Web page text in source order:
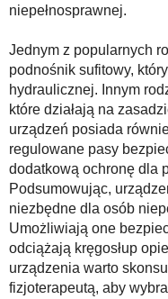
niepełnosprawnej.
Jednym z popularnych
podnośnik sufitowy,
hydraulicznej. Innym
które działają na
urządzeń posiada
regulowane pasy
dodatkową ochronę dla
Podsumowując,
niezbędne dla osób
Umożliwiają one
odciążają kręgosłup
urządzenia warto
fizjoterapeutą, aby